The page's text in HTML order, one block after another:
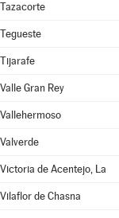
Tazacorte
Tegueste
Tijarafe
Valle Gran Rey
Vallehermoso
Valverde
Victoria de Acentejo, La
Vilaflor de Chasna